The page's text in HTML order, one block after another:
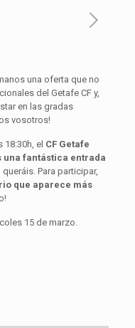
una oferta que no
del Getafe CF y,
en las gradas
vosotros!
el CF Getafe
una fantástica entrada
Para participar,
que aparece más
15 de marzo.